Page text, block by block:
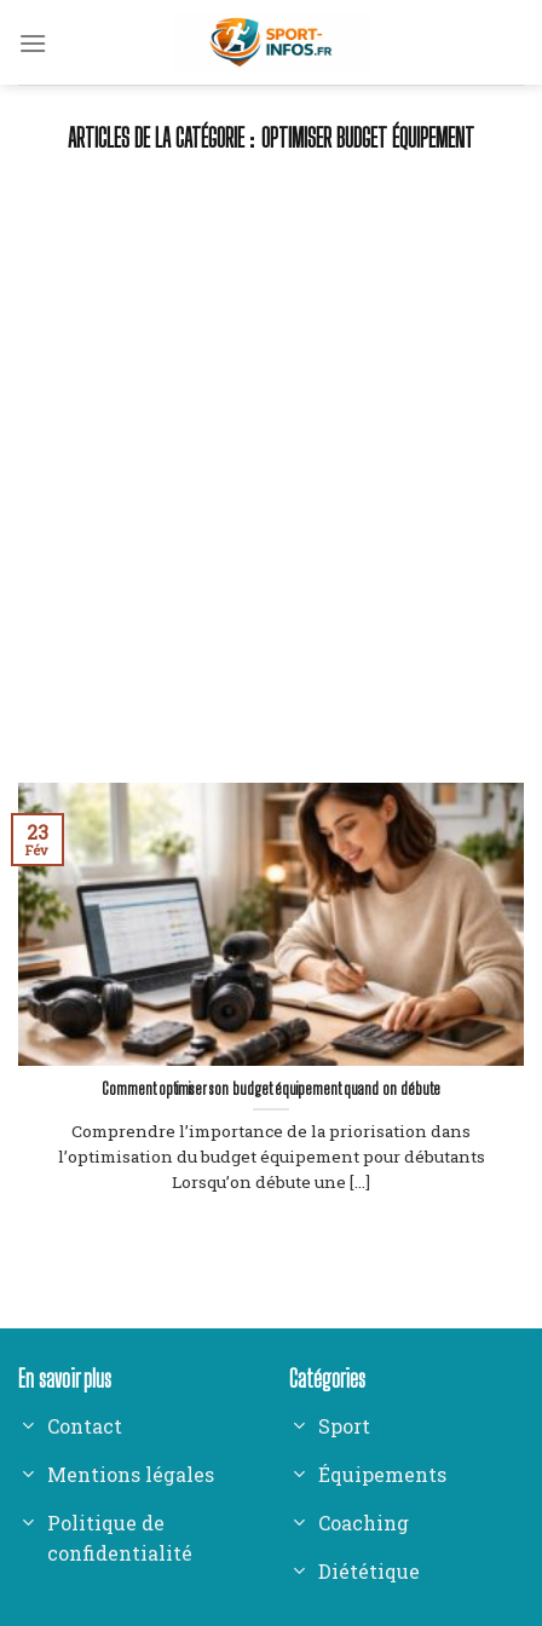
OPTIMISER BUDGET ÉQUIPEMENT
Comment optimiser son budget équipement quand on débute
Comprendre l’importance de la priorisation dans
l’optimisation du budget équipement pour débutants
Lorsqu’on débute une [...]
23
Fév
En savoir plus
Contact
Mentions légales
Politique de
confidentialité
Catégories
Sport
Équipements
Coaching
Diététique